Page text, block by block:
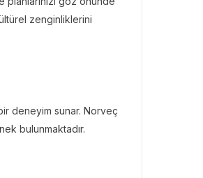
zenginliklerini
deneyim sunar. Norveç
bulunmaktadır.